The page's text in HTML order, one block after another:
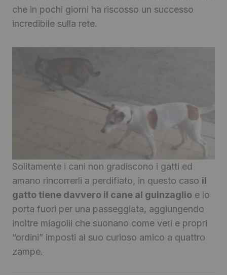
che in pochi giorni ha riscosso un successo
incredibile sulla rete.
Solitamente i cani non gradiscono i gatti ed
amano rincorrerli a perdifiato, in questo caso il
gatto tiene davvero il cane al guinzaglio e lo
porta fuori per una passeggiata, aggiungendo
inoltre miagolii che suonano come veri e propri
“ordini” imposti al suo curioso amico a quattro
zampe.